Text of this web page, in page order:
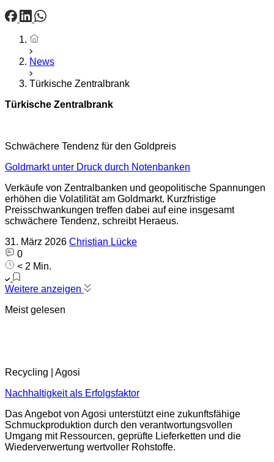
Startseite
News
Türkische Zentralbrank
Türkische Zentralbrank
Schwächere Tendenz für den Goldpreis
Goldmarkt unter Druck durch Notenbanken
Verkäufe von Zentralbanken und geopolitische Spannungen
erhöhen die Volatilität am Goldmarkt. Kurzfristige
Preisschwankungen treffen dabei auf eine insgesamt
schwächere Tendenz, schreibt Heraeus.
31. März 2026 Christian Lücke
0
< 2 Min.
Weitere anzeigen
Meist gelesen
Recycling | Agosi
Nachhaltigkeit als Erfolgsfaktor
Das Angebot von Agosi unterstützt eine zukunftsfähige
Schmuckproduktion durch den verantwortungsvollen
Umgang mit Ressourcen, geprüfte Lieferketten und die
Wiederverwertung wertvoller Rohstoffe.